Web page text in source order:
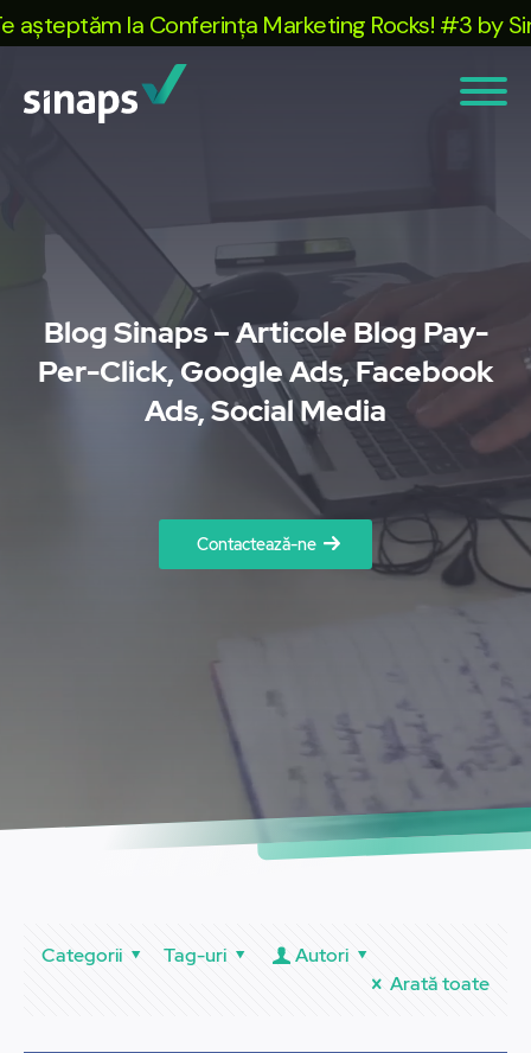
la Conferința Marketing Rocks! #3 by
Blog Sinaps – Articole Blog Pay-
Per-Click, Google Ads, Facebook
Ads, Social Media
Contactează-ne
Categorii Tag-uri
Autori
Arată toate